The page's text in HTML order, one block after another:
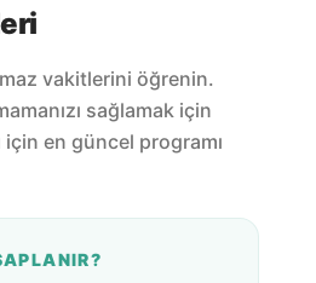
vakitlerini öğrenin.
sağlamak için
en güncel programı